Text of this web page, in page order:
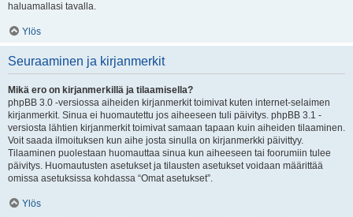
haluamallasi tavalla.
Ylös
Seuraaminen ja kirjanmerkit
Mikä ero on kirjanmerkillä ja tilaamisella?
phpBB 3.0 -versiossa aiheiden kirjanmerkit toimivat kuten internet-selaimen
kirjanmerkit. Sinua ei huomautettu jos aiheeseen tuli päivitys. phpBB 3.1 -
versiosta lähtien kirjanmerkit toimivat samaan tapaan kuin aiheiden tilaaminen.
Voit saada ilmoituksen kun aihe josta sinulla on kirjanmerkki päivittyy.
Tilaaminen puolestaan huomauttaa sinua kun aiheeseen tai foorumiin tulee
päivitys. Huomautusten asetukset ja tilausten asetukset voidaan määrittää
omissa asetuksissa kohdassa “Omat asetukset”.
Ylös